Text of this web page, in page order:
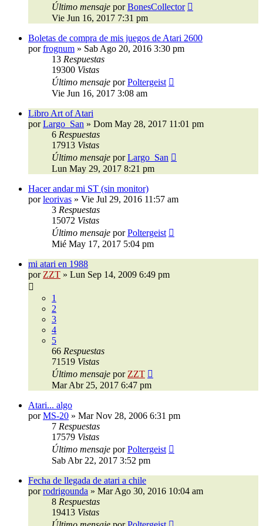
Último mensaje porBonesCollector
Vie Jun 16, 2017 7:31 pm
Boletas de compra de mis juegos de Atari 2600
porfrognum » Sab Ago 20, 2016 3:30 pm
13 Respuestas
19300 Vistas
Último mensaje porPoltergeist
Vie Jun 16, 2017 3:08 am
Libro Art of Atari
porLargo_San » Dom May 28, 2017 11:01 pm
6 Respuestas
17913 Vistas
Último mensaje porLargo_San
Lun May 29, 2017 8:21 pm
Hacer andar mi ST (sin monitor)
porleorivas » Vie Jul 29, 2016 11:57 am
3 Respuestas
15072 Vistas
Último mensaje porPoltergeist
Mié May 17, 2017 5:04 pm
mi atari en 1988
por ZZT » Lun Sep 14, 2009 6:49 pm
1
2
3
4
5
66 Respuestas
71519 Vistas
Último mensaje por ZZT
Mar Abr 25, 2017 6:47 pm
Atari... algo
porMS-20 » Mar Nov 28, 2006 6:31 pm
7 Respuestas
17579 Vistas
Último mensaje porPoltergeist
Sab Abr 22, 2017 3:52 pm
Fecha de llegada de atari a chile
porrodrigounda » Mar Ago 30, 2016 10:04 am
8 Respuestas
19413 Vistas